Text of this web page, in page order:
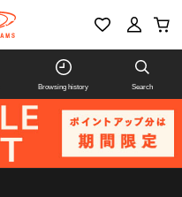
Browsing history Search